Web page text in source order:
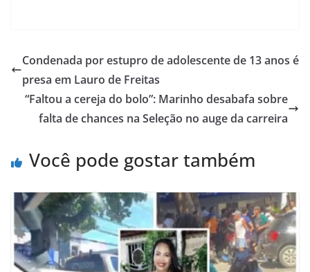
Condenada por estupro de adolescente de 13 anos é
presa em Lauro de Freitas
“Faltou a cereja do bolo”: Marinho desabafa sobre
falta de chances na Seleção no auge da carreira
Você pode gostar também